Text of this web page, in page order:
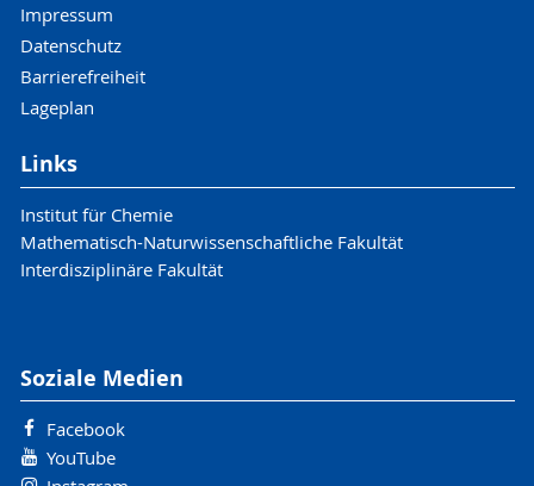
Impressum
Datenschutz
Barrierefreiheit
Lageplan
Links
Institut für Chemie
Mathematisch-Naturwissenschaftliche Fakultät
Interdisziplinäre Fakultät
Soziale Medien
Facebook
YouTube